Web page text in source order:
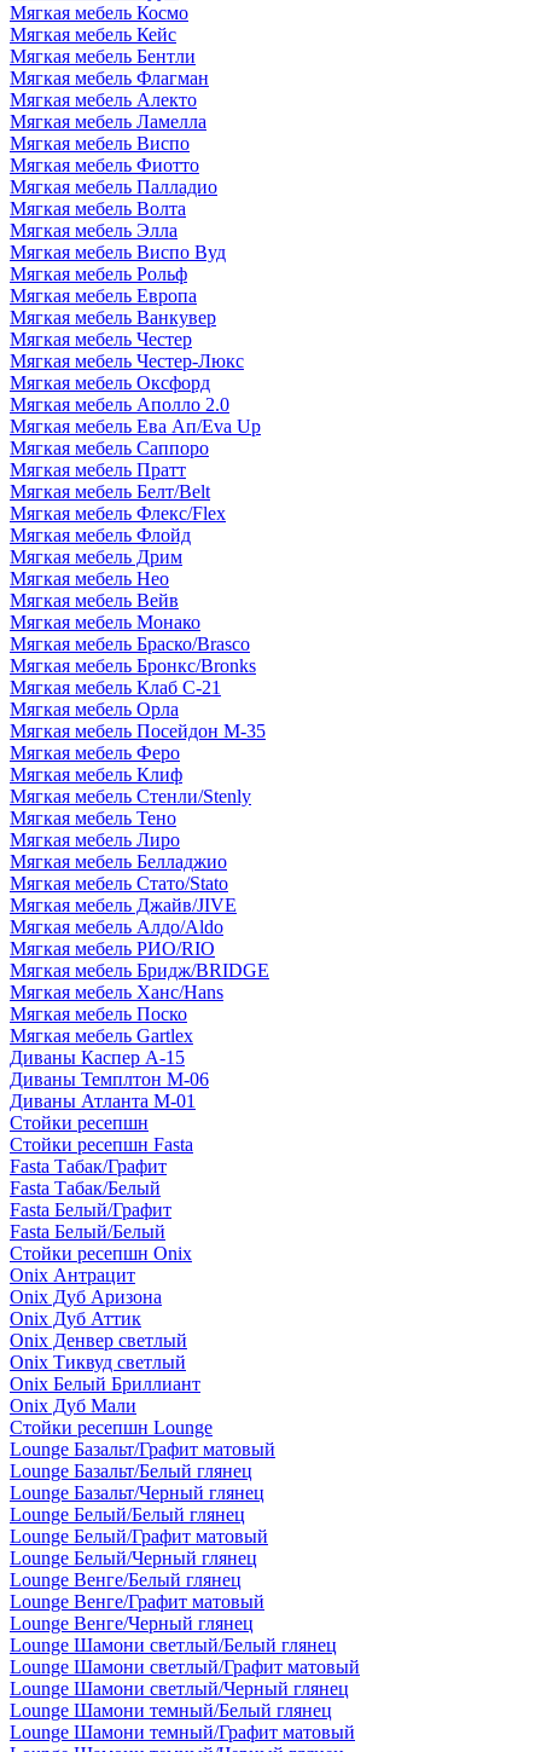
Мягкая мебель Космо
Мягкая мебель Кейс
Мягкая мебель Бентли
Мягкая мебель Флагман
Мягкая мебель Алекто
Мягкая мебель Ламелла
Мягкая мебель Виспо
Мягкая мебель Фиотто
Мягкая мебель Палладио
Мягкая мебель Волта
Мягкая мебель Элла
Мягкая мебель Виспо Вуд
Мягкая мебель Рольф
Мягкая мебель Европа
Мягкая мебель Ванкувер
Мягкая мебель Честер
Мягкая мебель Честер-Люкс
Мягкая мебель Оксфорд
Мягкая мебель Аполло 2.0
Мягкая мебель Ева Ап/Eva Up
Мягкая мебель Саппоро
Мягкая мебель Пратт
Мягкая мебель Белт/Belt
Мягкая мебель Флекс/Flex
Мягкая мебель Флойд
Мягкая мебель Дрим
Мягкая мебель Нео
Мягкая мебель Вейв
Мягкая мебель Монако
Мягкая мебель Браско/Brasco
Мягкая мебель Бронкс/Bronks
Мягкая мебель Клаб С-21
Мягкая мебель Орла
Мягкая мебель Посейдон М-35
Мягкая мебель Феро
Мягкая мебель Клиф
Мягкая мебель Стенли/Stenly
Мягкая мебель Тено
Мягкая мебель Лиро
Мягкая мебель Белладжио
Мягкая мебель Стато/Stato
Мягкая мебель Джайв/JIVE
Мягкая мебель Алдо/Aldo
Мягкая мебель РИО/RIO
Мягкая мебель Бридж/BRIDGE
Мягкая мебель Ханс/Hans
Мягкая мебель Поско
Мягкая мебель Gartlex
Диваны Каспер А-15
Диваны Темплтон М-06
Диваны Атланта М-01
Стойки ресепшн
Стойки ресепшн Fasta
Fasta Табак/Графит
Fasta Табак/Белый
Fasta Белый/Графит
Fasta Белый/Белый
Стойки ресепшн Onix
Onix Антрацит
Onix Дуб Аризона
Onix Дуб Аттик
Onix Денвер светлый
Onix Тиквуд светлый
Onix Белый Бриллиант
Onix Дуб Мали
Стойки ресепшн Lounge
Lounge Базальт/Графит матовый
Lounge Базальт/Белый глянец
Lounge Базальт/Черный глянец
Lounge Белый/Белый глянец
Lounge Белый/Графит матовый
Lounge Белый/Черный глянец
Lounge Венге/Белый глянец
Lounge Венге/Графит матовый
Lounge Венге/Черный глянец
Lounge Шамони светлый/Белый глянец
Lounge Шамони светлый/Графит матовый
Lounge Шамони светлый/Черный глянец
Lounge Шамони темный/Белый глянец
Lounge Шамони темный/Графит матовый